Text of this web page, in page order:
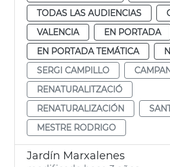
TODAS LAS AUDIENCIAS
VALENCIA
EN PORTADA
EN PORTADA TEMÁTICA
SERGI CAMPILLO
RENATURALITZACIÓ
RENATURALIZACIÓN
MESTRE RODRIGO
Jardín Marxalenes